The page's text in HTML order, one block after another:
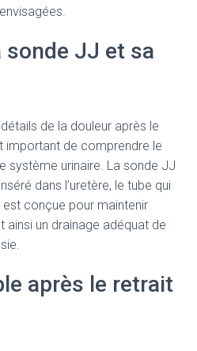
sonde JJ et sa
de la douleur après le
important de comprendre le
système urinaire. La sonde JJ
dans l’uretère, le tube qui
est conçue pour maintenir
ainsi un drainage adéquat de
après le retrait